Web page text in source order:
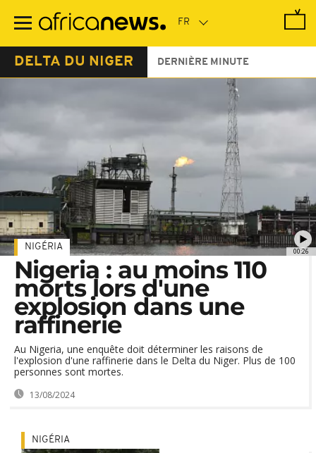
contenu
DELTA DU NIGER DERNIÈRE MINUTE
00:26
NIGÉRIA
Nigeria : au moins 110
morts lors d'une
explosion dans une
raffinerie
Au Nigeria, une enquête doit déterminer les raisons de
l'explosion d'une raffinerie dans le Delta du Niger. Plus de 100
personnes sont mortes.
13/08/2024
NIGÉRIA